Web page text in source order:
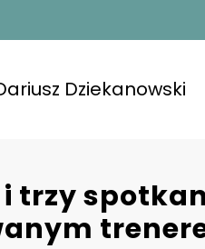
Dziekanowski
trzy